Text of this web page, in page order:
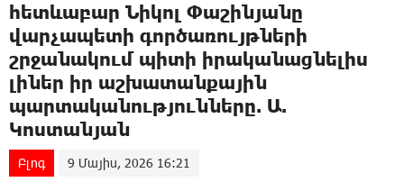
հետևաբար Նիկոլ Փաշինյանը
վարչապետի գործառույթների
շրջանակում պիտի իրականացնելիս
լիներ իր աշխատանքային
պարտականությունները. Ա.
Կոստանյան
Բլոգ 9 Մայիս, 2026 16:21